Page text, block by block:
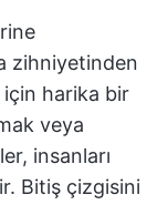
zihniyetinden
için harika bir
veya
insanları
Bitiş çizgisini